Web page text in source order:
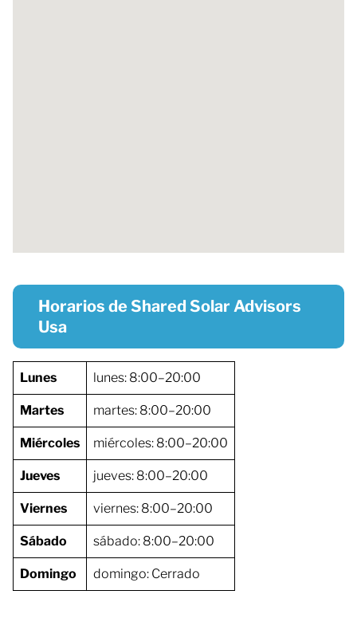
Horarios de Shared Solar Advisors
Usa
Lunes lunes: 8:00–20:00
Martes martes: 8:00–20:00
Miércoles miércoles: 8:00–20:00
Jueves jueves: 8:00–20:00
Viernes viernes: 8:00–20:00
Sábado sábado: 8:00–20:00
Domingo domingo: Cerrado